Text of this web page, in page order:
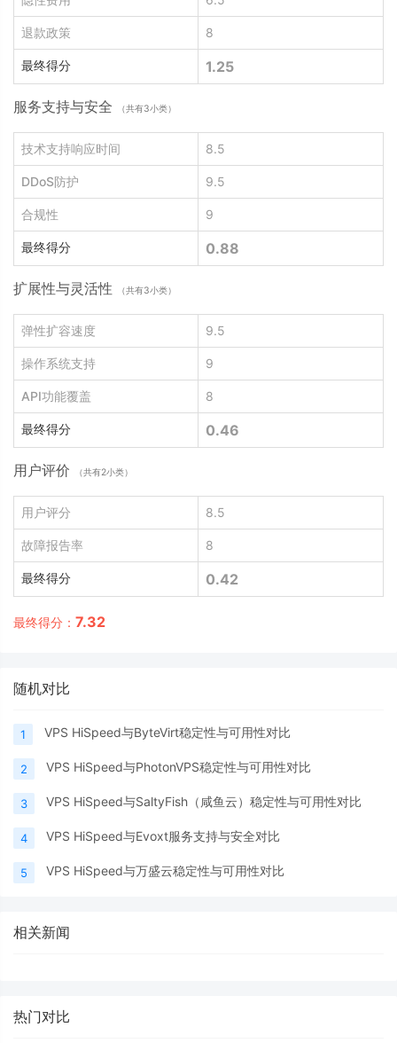
退款政策 8
最终得分 1.25
服务支持与安全 （共有3小类）
技术支持响应时间 8.5
DDoS防护 9.5
合规性 9
最终得分 0.88
扩展性与灵活性 （共有3小类）
弹性扩容速度 9.5
操作系统支持 9
API功能覆盖 8
最终得分 0.46
用户评价 （共有2小类）
用户评分 8.5
故障报告率 8
最终得分 0.42
最终得分： 7.32
随机对比
1 VPS HiSpeed与ByteVirt稳定性与可用性对比
2 VPS HiSpeed与PhotonVPS稳定性与可用性对比
3 VPS HiSpeed与SaltyFish（咸鱼云）稳定性与可用性对比
4 VPS HiSpeed与Evoxt服务支持与安全对比
5 VPS HiSpeed与万盛云稳定性与可用性对比
相关新闻
热门对比